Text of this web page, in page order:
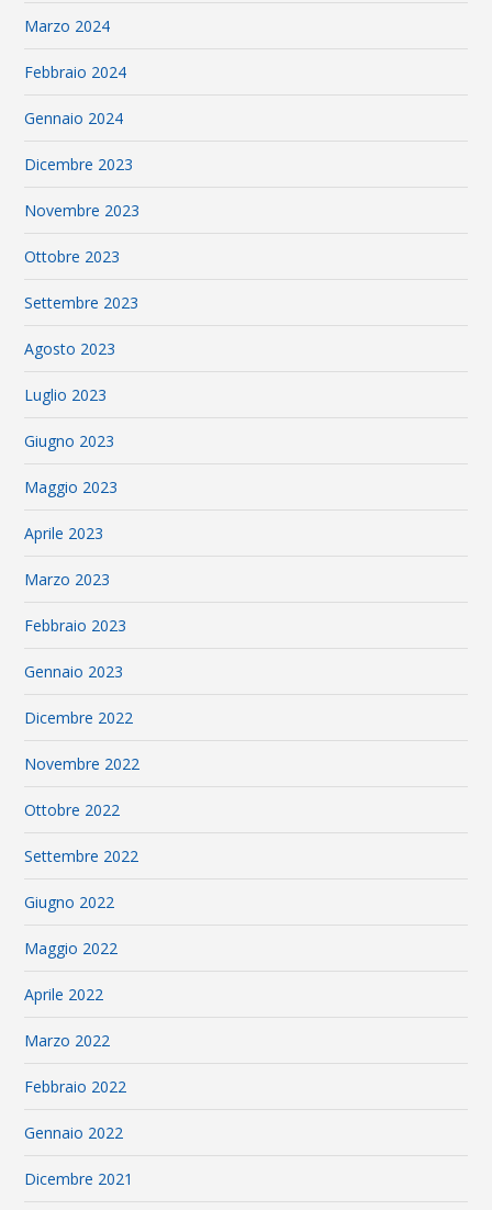
Marzo 2024
Febbraio 2024
Gennaio 2024
Dicembre 2023
Novembre 2023
Ottobre 2023
Settembre 2023
Agosto 2023
Luglio 2023
Giugno 2023
Maggio 2023
Aprile 2023
Marzo 2023
Febbraio 2023
Gennaio 2023
Dicembre 2022
Novembre 2022
Ottobre 2022
Settembre 2022
Giugno 2022
Maggio 2022
Aprile 2022
Marzo 2022
Febbraio 2022
Gennaio 2022
Dicembre 2021